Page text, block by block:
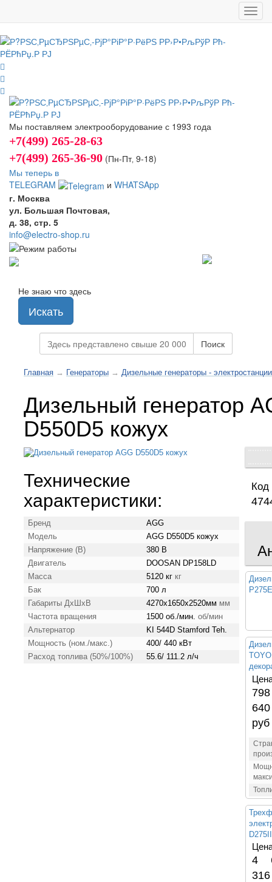
Мы поставляем электрооборудование с 1993 года
+7(499) 265-28-63
+7(499) 265-36-90 (Пн-Пт‚ 9-18)
Мы теперь в
TELEGRAM
и WHATSApp
г. Москва
ул. Большая Почтовая,
д. 38, стр. 5
info@electro-shop.ru
Не знаю что здесь
Искать
Поиск
Главная → Генераторы → Дизельные генераторы - электростанции
Дизельный генератор
D550D5 кожух
Технические
характеристики:
Бренд
AGG
Модель
AGG D550D5 кожух
Напряжение (В)
380 В
Двигатель
DOOSAN DP158LD
Масса
5120 кг кг
Бак
700 л
Габариты ДхШхВ
4270x1650x2520мм мм
Частота вращения
1500 об./мин. об/мин
Альтернатор
KI 544D Stamford Teh.
Мощность (ном./макс.)
400/ 440 кВт
Расход топлива (50%/100%)
55.6/ 111.2 л/ч
Код
798
640
руб
D275II
4
316